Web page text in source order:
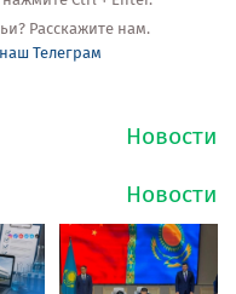
Расскажите нам.
Телеграм